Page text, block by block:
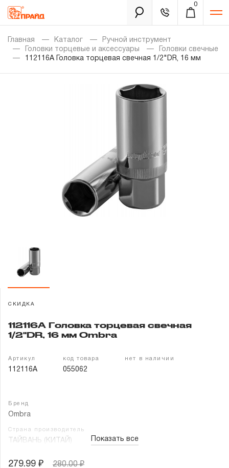
0
Каталог
Золотая лихорадка
Гарантия и сервис
Доставка и оплата
Контакты
Забыли пароль?
Главная Каталог
Ручной инструмент
Головки торцевые и аксессуары
Головки свечные
112116A Головка торцевая свечная 1/2"DR, 16 мм
СКИДКА
112116A Головка торцевая свечная
1/2"DR, 16 мм Ombra
Артикул
112116A
код товара
055062
нет в наличии
Бренд
Ombra
Страна производитель
ТАЙВАНЬ (КИТАЙ) Показать все
279.99 ₽ 280.00 ₽